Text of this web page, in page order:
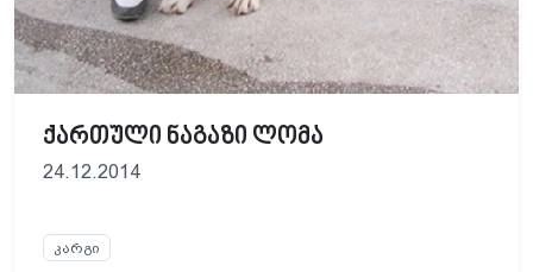
ქართული ნაგაზი ლომა
24.12.2014
კარგი